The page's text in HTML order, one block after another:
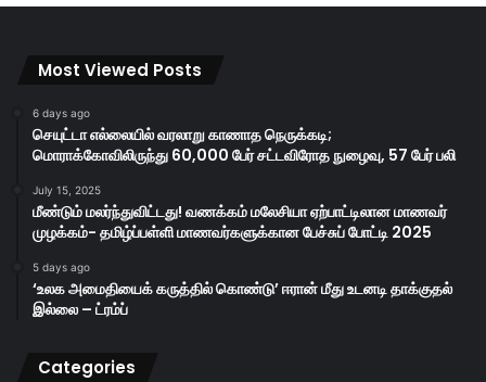
Most Viewed Posts
6 days ago
செயுட்டா எல்லையில் வரலாறு காணாத நெருக்கடி;
மொராக்கோவிலிருந்து 60,000 பேர் சட்டவிரோத நுழைவு, 57 பேர் பலி
July 15, 2025
மீண்டும் மலர்ந்துவிட்டது! வணக்கம் மலேசியா ஏற்பாட்டிலான மாணவர்
முழக்கம்- தமிழ்ப்பள்ளி மாணவர்களுக்கான பேச்சுப் போட்டி 2025
5 days ago
‘உலக அமைதியைக் கருத்தில் கொண்டு’ ஈரான் மீது உடனடி தாக்குதல்
இல்லை – ட்ரம்ப்
Categories